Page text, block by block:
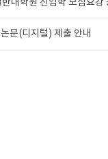
대학원 신입학 모집요강
문(디지털) 제출 안내